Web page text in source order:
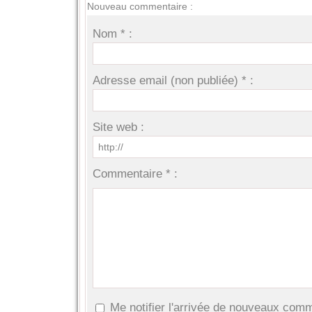
Nouveau commentaire :
Nom * :
Adresse email (non publiée) * :
Site web :
Commentaire * :
Me notifier l'arrivée de nouveaux